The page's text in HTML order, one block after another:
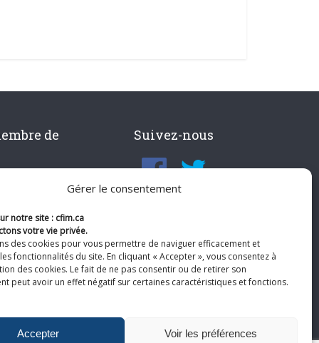
Gérer le consentement
notre site : cfim.ca
votre vie privée.
des cookies pour vous permettre de naviguer efficacement et
fonctionnalités du site. En cliquant « Accepter », vous consentez à
des cookies. Le fait de ne pas consentir ou de retirer son
peut avoir un effet négatif sur certaines caractéristiques et fonctions.
Accepter Voir les préférences
de
Suivez-nous